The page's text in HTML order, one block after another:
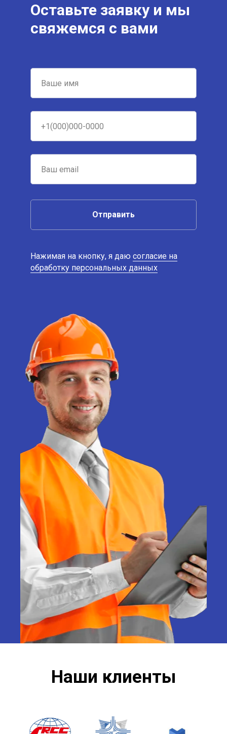
Оставьте заявку и мы
свяжемся с вами
Отправить
Нажимая на кнопку, я даю согласие на
обработку персональных данных
Наши клиенты